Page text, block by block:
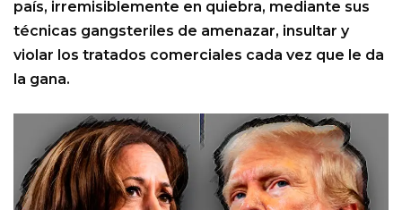
país, irremisiblemente en quiebra, mediante sus
técnicas gangsteriles de amenazar, insultar y
violar los tratados comerciales cada vez que le da
la gana.